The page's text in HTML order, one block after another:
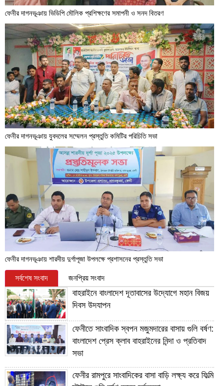
ফেনীর দাগনভূঞায় ভিডিপি মৌলিক প্রশিক্ষণের সমাপনী ও সনদ বিতরণ
ফেনীর দাগনভূঞায় যুবদলের সম্মেলন প্রস্তুতি কমিটির পরিচিতি সভা
ফেনীর দাগনভূঞায় শারদীয় দুর্গাপূজা উপলক্ষে প্রশাসনের প্রস্তুতি সভা
সর্বশেষ সংবাদ জনপ্রিয় সংবাদ
বাহরাইনে বাংলাদেশ দূতাবাসের উদ্যোগে মহান বিজয়
দিবস উদযাপন
ফেনীতে সাংবাদিক স্বপন মজুমদারের বাসায় গুলি বর্ষণ:
বাংলাদেশ প্রেস ক্লাব বাহরাইনের নিন্দা ও প্রতিবাদ
সভা
ফেনীর রামপুরে সাংবাদিকের বাসা বাড়ি লক্ষ্য করে ফিল্মি